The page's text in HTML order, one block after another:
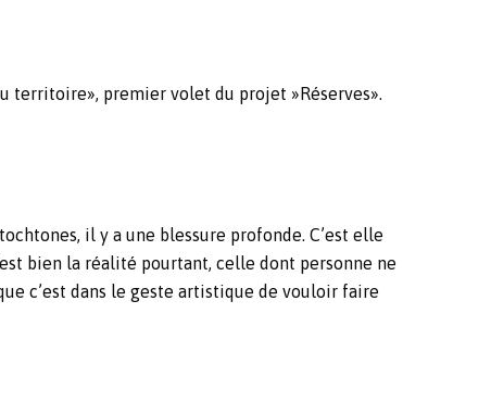
territoire», premier volet du projet »Réserves».
il y a une blessure profonde. C’est elle
bien la réalité pourtant, celle dont personne ne
c’est dans le geste artistique de vouloir faire